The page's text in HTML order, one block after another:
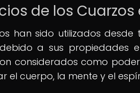
de los
han sido utilizados
a sus propiedades
considerados como
el cuerpo, la mente y el